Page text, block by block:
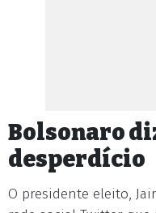
Bolsonaro
desperdício
O presidente eleito,